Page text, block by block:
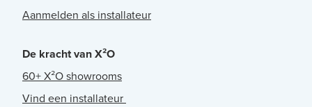
Aanmelden als installateur
De kracht van X²O
60+ X²O showrooms
Vind een installateur